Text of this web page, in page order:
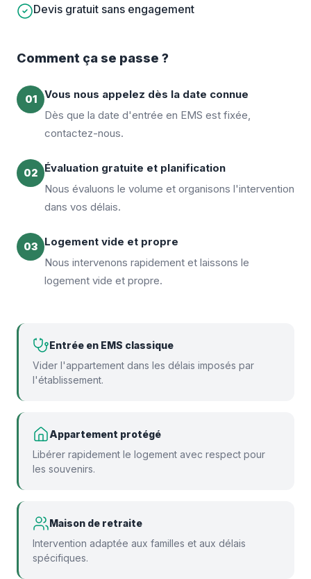
Devis gratuit sans engagement
Comment ça se passe ?
01
Vous nous appelez dès la date connue
Dès que la date d'entrée en EMS est fixée,
contactez-nous.
02
Évaluation gratuite et planification
Nous évaluons le volume et organisons l'intervention
dans vos délais.
03
Logement vide et propre
Nous intervenons rapidement et laissons le
logement vide et propre.
Entrée en EMS classique
Vider l'appartement dans les délais imposés par
l'établissement.
Appartement protégé
Libérer rapidement le logement avec respect pour
les souvenirs.
Maison de retraite
Intervention adaptée aux familles et aux délais
spécifiques.